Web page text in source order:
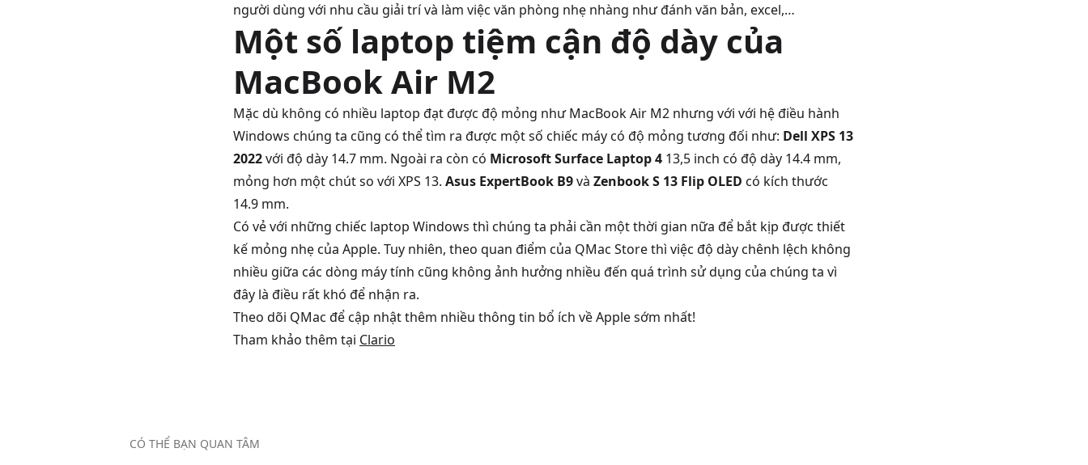
người dùng với nhu cầu giải trí và làm việc văn phòng nhẹ nhàng như đánh văn bản, excel,…
Một số laptop tiệm cận độ dày của
MacBook Air M2
Mặc dù không có nhiều laptop đạt được độ mỏng như MacBook Air M2 nhưng với với hệ điều hành
Windows chúng ta cũng có thể tìm ra được một số chiếc máy có độ mỏng tương đối như: Dell XPS 13
2022với độ dày 14.7 mm. Ngoài ra còn có Microsoft Surface Laptop 4 13,5 inch có độ dày 14.4 mm,
mỏng hơn một chút so với XPS 13. Asus ExpertBook B9và Zenbook S 13 Flip OLED có kích thước
14.9 mm.
Có vẻ với những chiếc laptop Windows thì chúng ta phải cần một thời gian nữa để bắt kịp được thiết
kế mỏng nhẹ của Apple. Tuy nhiên, theo quan điểm của QMac Store thì việc độ dày chênh lệch không
nhiều giữa các dòng máy tính cũng không ảnh hưởng nhiều đến quá trình sử dụng của chúng ta vì
đây là điều rất khó để nhận ra.
Theo dõi QMac để cập nhật thêm nhiều thông tin bổ ích về Apple sớm nhất!
Tham khảo thêm tại Clario
CÓ THỂ BẠN QUAN TÂM